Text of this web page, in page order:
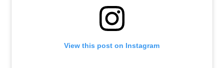
View this post on Instagram